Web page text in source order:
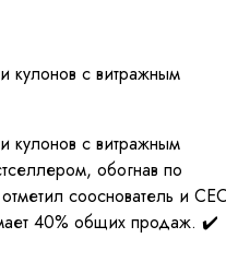
кулонов с витражным
кулонов с витражным
обогнав по
сооснователь и
40% общих продаж. ✔️